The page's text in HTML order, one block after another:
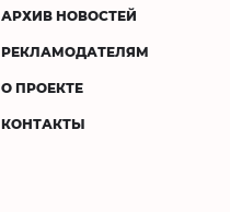
АРХИВ НОВОСТЕЙ
РЕКЛАМОДАТЕЛЯМ
О ПРОЕКТЕ
КОНТАКТЫ